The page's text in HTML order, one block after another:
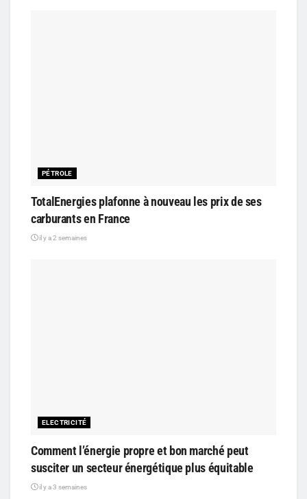
PÉTROLE
TotalEnergies plafonne à nouveau les prix de ses
carburants en France
il y a 2 semaines
ELECTRICITÉ
Comment l’énergie propre et bon marché peut
susciter un secteur énergétique plus équitable
il y a 3 semaines